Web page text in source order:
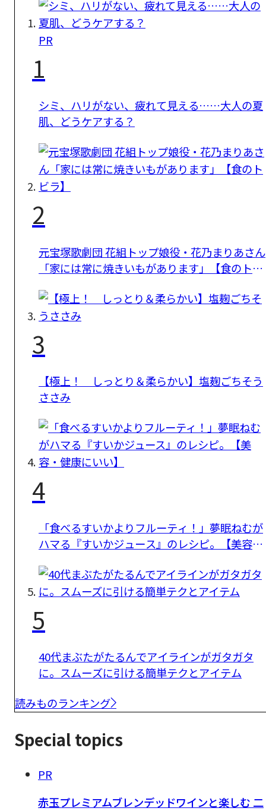
PR
1
シミ、ハリがない、疲れて見える……大人の夏
肌、どうケアする？
2
元宝塚歌劇団 花組トップ娘役・花乃まりあさん
「家には常に焼きいもがあります」【食のトビ
3
【極上！ しっとり＆柔らかい】塩麹ごちそう
ささみ
4
「食べるすいかよりフルーティ！」夢眠ねむが
ハマる『すいかジュース』のレシピ。【美容・
5
40代まぶたがたるんでアイラインがガタガタ
に。スムーズに引ける簡単テクとアイテム
読みものランキング
Special topics
PR
赤玉プレミアムブレンデッドワインと楽しむ 二